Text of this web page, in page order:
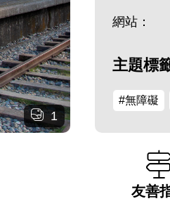
1
網站：
主題標
#無障礙
友善